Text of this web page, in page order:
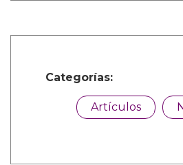
Categorías:
Artículos